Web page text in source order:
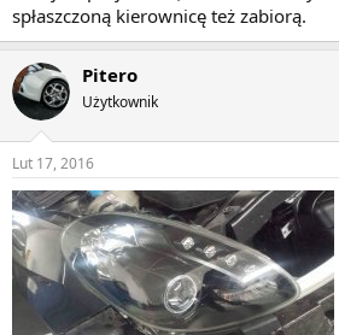
spłaszczoną kierownicę też zabiorą.
Pitero
Użytkownik
Lut 17, 2016